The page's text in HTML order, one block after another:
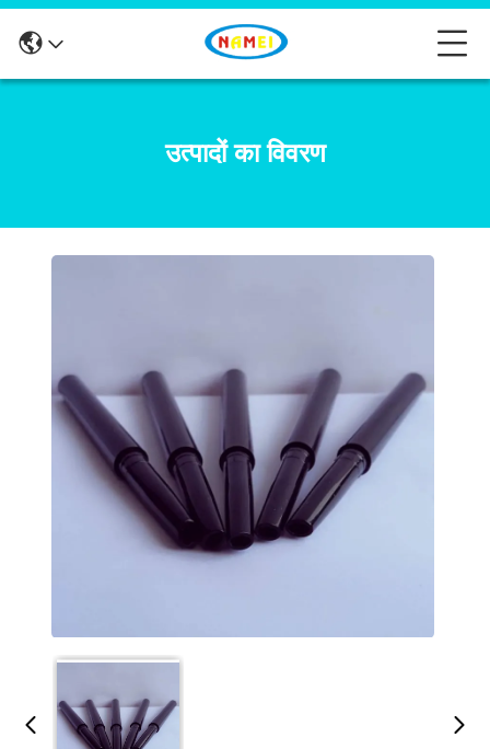
उत्पादों का विवरण